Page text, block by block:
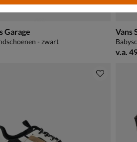
Garage
- zwart
Vans
vanaf
v.a.